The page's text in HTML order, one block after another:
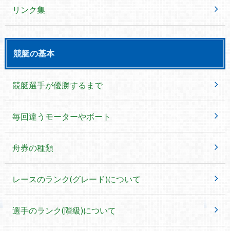
リンク集
競艇の基本
競艇選手が優勝するまで
毎回違うモーターやボート
舟券の種類
レースのランク(グレード)について
選手のランク(階級)について